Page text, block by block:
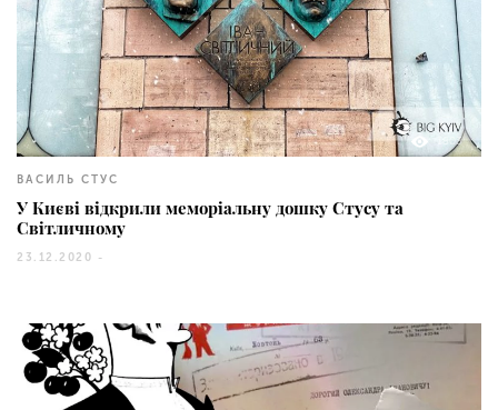
1803
ВАСИЛЬ СТУС
У Києві відкрили меморіальну дошку Стусу та
Світличному
23.12.2020 -